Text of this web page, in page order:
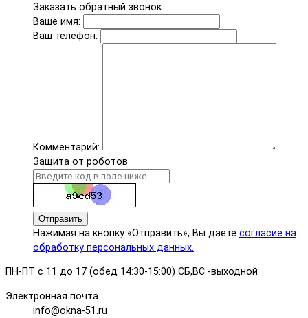
Заказать обратный звонок
Ваше имя:
Ваш телефон:
Комментарий:
Защита от роботов
Отправить
Нажимая на кнопку «Отправить», Вы даете согласие на
обработку персональных данных.
ПН-ПТ с 11 до 17 (обед 14:30-15:00) СБ,ВС -выходной
Электронная почта
info@okna-51.ru